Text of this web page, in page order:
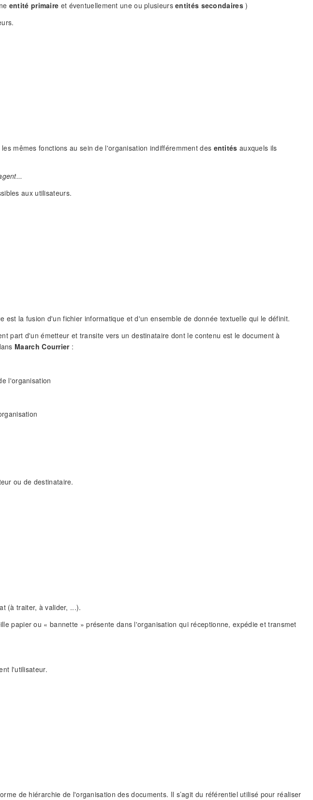
entité primaire et éventuellement une ou plusieursentités secondaires)
mêmes fonctions au sein de l'organisation indifféremment des entités auxquels ils
aux utilisateurs.
est la fusion d'un fichier informatique et d'un ensemble de donnée textuelle qui le définit.
part d'un émetteur et transite vers un destinataire dont le contenu est le document à
Maarch Courrier:
l'organisation
ou de destinataire.
(à traiter, à valider, ...).
papier ou « bannette » présente dans l'organisation qui réceptionne, expédie et transmet
l'utilisateur.
de hiérarchie de l'organisation des documents. Il s’agit du référentiel utilisé pour réaliser